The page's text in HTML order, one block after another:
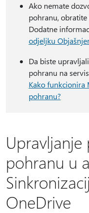
Ako nemate
pohranu,
Dodatne
odjeljku
Da biste
pohranu na
Kako funkcionira
pohranu?
pohranu u
OneDrive